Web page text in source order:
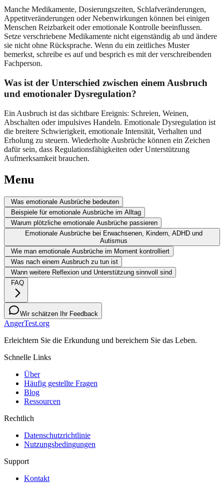
Manche Medikamente, Dosierungszeiten, Schlafveränderungen,
Appetitveränderungen oder Nebenwirkungen können bei einigen
Menschen Reizbarkeit oder emotionale Kontrolle beeinflussen.
Setze verschriebene Medikamente nicht eigenständig ab und ändere
sie nicht ohne Rücksprache. Wenn du ein zeitliches Muster
bemerkst, schreibe es auf und besprich es mit der verschreibenden
Fachperson.
Was ist der Unterschied zwischen einem Ausbruch
und emotionaler Dysregulation?
Ein Ausbruch ist das sichtbare Ereignis: Schreien, Weinen,
Abschalten oder impulsives Handeln. Emotionale Dysregulation ist
die breitere Schwierigkeit, emotionale Intensität, Verhalten und
Erholung zu steuern. Wiederholte Ausbrüche können ein Zeichen
dafür sein, dass Regulationsfähigkeiten oder Unterstützung
Aufmerksamkeit brauchen.
Menu
Was emotionale Ausbrüche bedeuten
Beispiele für emotionale Ausbrüche im Alltag
Warum plötzliche emotionale Ausbrüche passieren
Emotionale Ausbrüche bei Erwachsenen, Kindern, ADHD und
Autismus
Wie man emotionale Ausbrüche im Moment kontrolliert
Was nach einem Ausbruch zu tun ist
Wann weitere Reflexion und Unterstützung sinnvoll sind
FAQ
Wir schätzen Ihr Feedback
AngerTest.org
Erleichtern Sie die Erkundung und bereichern Sie das Leben.
Schnelle Links
Über
Häufig gestellte Fragen
Blog
Ressourcen
Rechtlich
Datenschutzrichtlinie
Nutzungsbedingungen
Support
Kontakt